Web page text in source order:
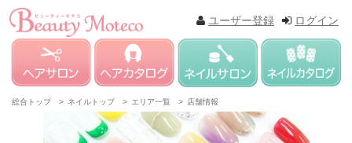
ログイン
ユーザー登録
総合トップ > ネイルトップ > エリア一覧 > 店舗情報